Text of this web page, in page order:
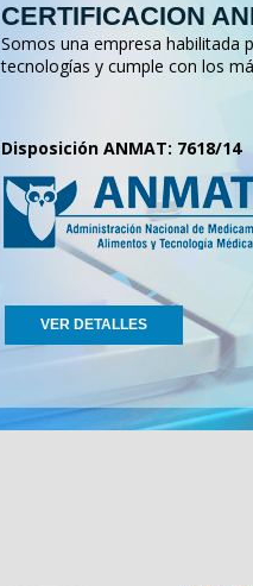
CERTIFICACION
Somos una empresa habilitada
tecnologías y cumple con los
Disposición ANMAT: 7618/14
VER DETALLES